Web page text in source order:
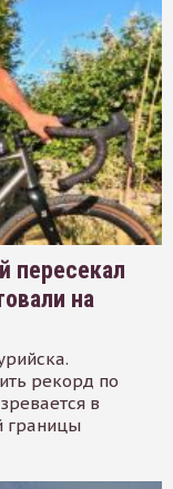
пересекал
на
рекорд по
в
границы